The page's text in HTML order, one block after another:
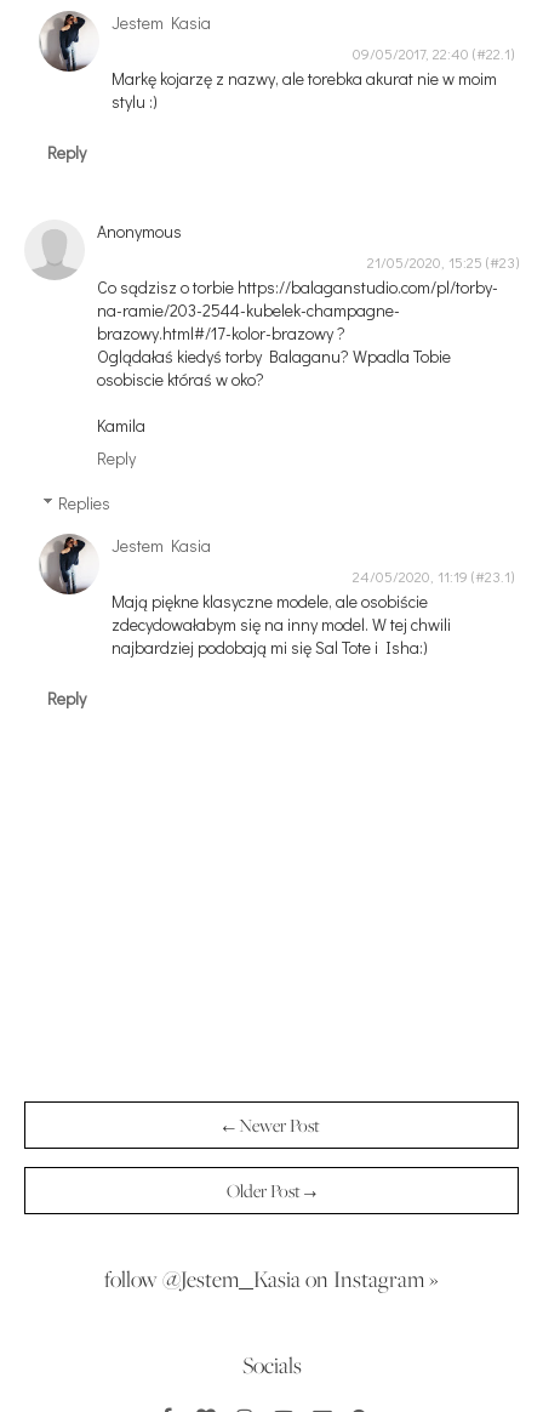
Jestem Kasia
09/05/2017, 22:40
Markę kojarzę z nazwy, ale torebka akurat nie w moim
stylu :)
Reply
Anonymous
21/05/2020, 15:25
Co sądzisz o torbie https://balaganstudio.com/pl/torby-
na-ramie/203-2544-kubelek-champagne-
brazowy.html#/17-kolor-brazowy ?
Oglądałaś kiedyś torby Balaganu? Wpadla Tobie
osobiscie któraś w oko?
Kamila
Reply
Replies
Jestem Kasia
24/05/2020, 11:19
Mają piękne klasyczne modele, ale osobiście
zdecydowałabym się na inny model. W tej chwili
najbardziej podobają mi się Sal Tote i Isha:)
Reply
← Newer Post
Older Post →
follow @Jestem_Kasia on Instagram »
Socials